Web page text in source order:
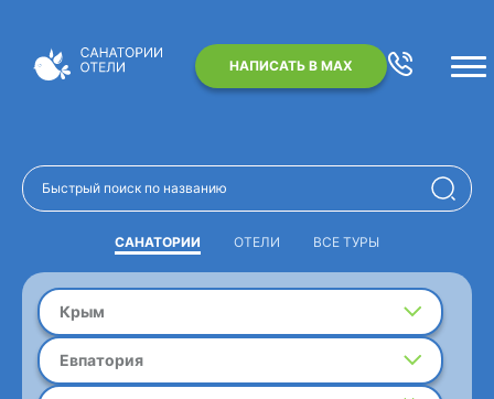
НАПИСАТЬ В MAX
САНАТОРИИ ОТЕЛИ ВСЕ ТУРЫ
Крым
Евпатория